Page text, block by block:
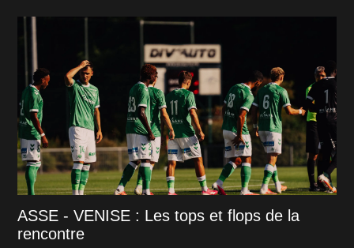
ASSE - VENISE : Les tops et flops de la
rencontre